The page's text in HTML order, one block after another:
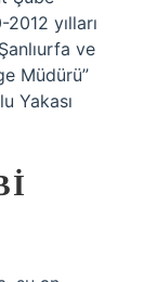
yılları
ve
Müdürü”
Yakası